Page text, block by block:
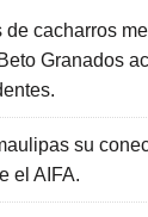
de cacharros
Granados
su
el AIFA.